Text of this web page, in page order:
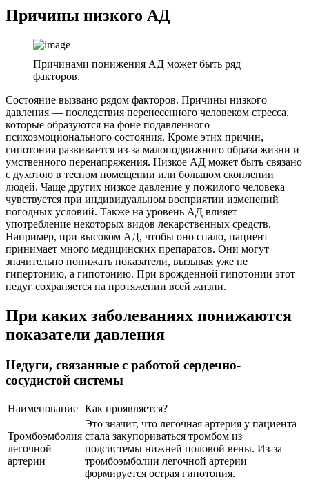
Причины низкого АД
Причинами понижения АД может быть ряд
факторов.
Состояние вызвано рядом факторов. Причины низкого
давления — последствия перенесенного человеком стресса,
которые образуются на фоне подавленного
психоэмоционального состояния. Кроме этих причин,
гипотония развивается из-за малоподвижного образа жизни и
умственного перенапряжения. Низкое АД может быть связано
с духотою в тесном помещении или большом скоплении
людей. Чаще других низкое давление у пожилого человека
чувствуется при индивидуальном восприятии изменений
погодных условий. Также на уровень АД влияет
употребление некоторых видов лекарственных средств.
Например, при высоком АД, чтобы оно спало, пациент
принимает много медицинских препаратов. Они могут
значительно понижать показатели, вызывая уже не
гипертонию, а гипотонию. При врожденной гипотонии этот
недуг сохраняется на протяжении всей жизни.
При каких заболеваниях понижаются
показатели давления
Недуги, связанные с работой сердечно-
сосудистой системы
Наименование Как проявляется?
Тромбоэмболия
легочной
артерии
Это значит, что легочная артерия у пациента
стала закупориваться тромбом из
подсистемы нижней половой вены. Из-за
тромбоэмболии легочной артерии
формируется острая гипотония.